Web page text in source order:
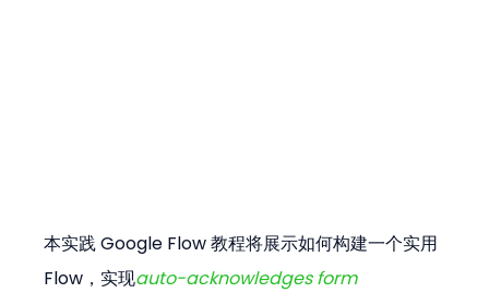
本实践 Google Flow 教程将展示如何构建一个实用
Flow，实现auto-acknowledges form